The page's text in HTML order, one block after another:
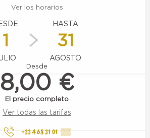
Ver los horarios
1
HASTA
31
AGOSTO
Desde
8,00 €
El precio completo
Ver todas las tarifas
+33 4 68 31 01 ▒▒